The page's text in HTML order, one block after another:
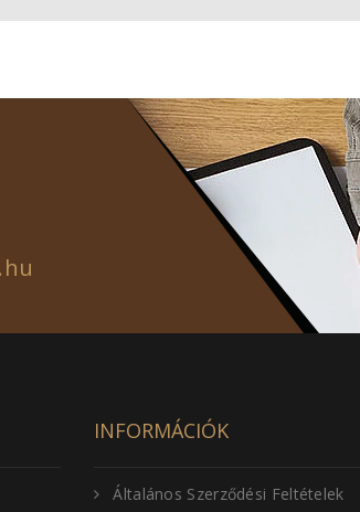
INFORMÁCIÓK
Általános Szerződési Feltételek